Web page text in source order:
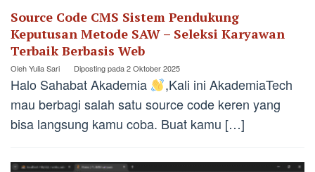
Source Code CMS Sistem Pendukung
Keputusan Metode SAW – Seleksi Karyawan
Terbaik Berbasis Web
OlehYulia Sari Diposting pada2 Oktober 2025
Halo Sahabat Akademia
,Kali ini AkademiaTech
mau berbagi salah satu source code keren yang
bisa langsung kamu coba. Buat kamu […]